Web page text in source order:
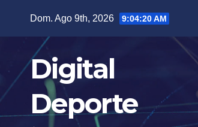
contenido
Dom. Ago 9th, 2026 9:04:21 AM
Digital
Deporte